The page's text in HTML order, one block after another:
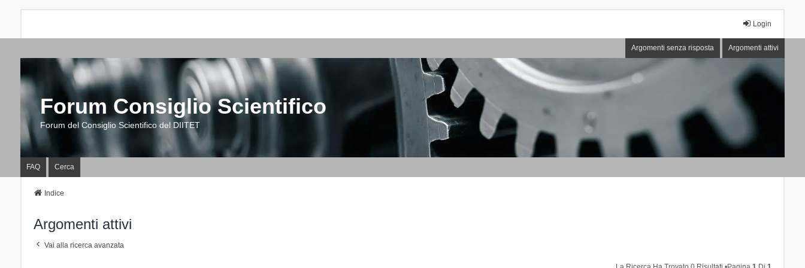
Login
Argomenti senza risposta Argomenti attivi
Forum Consiglio Scientifico
Forum del Consiglio Scientifico del DIITET
FAQ Cerca
Indice
Argomenti attivi
Vai alla ricerca avanzata